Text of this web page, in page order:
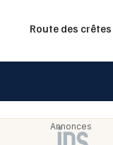
Route des crêtes